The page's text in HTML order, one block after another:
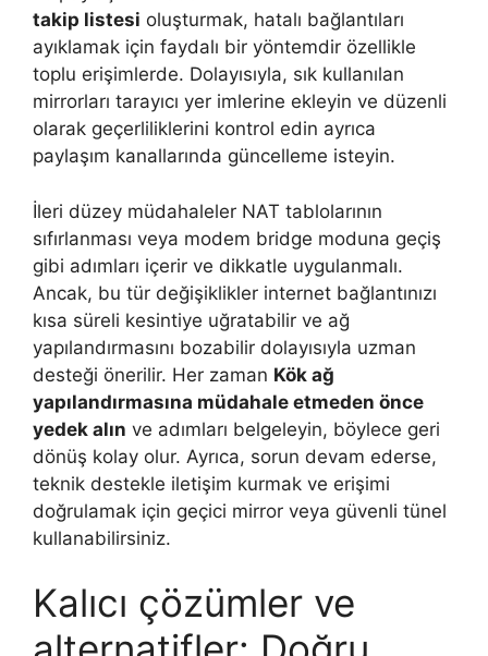
takip listesi oluşturmak, hatalı bağlantıları
ayıklamak için faydalı bir yöntemdir özellikle
toplu erişimlerde. Dolayısıyla, sık kullanılan
mirrorları tarayıcı yer imlerine ekleyin ve düzenli
olarak geçerliliklerini kontrol edin ayrıca
paylaşım kanallarında güncelleme isteyin.
İleri düzey müdahaleler NAT tablolarının
sıfırlanması veya modem bridge moduna geçiş
gibi adımları içerir ve dikkatle uygulanmalı.
Ancak, bu tür değişiklikler internet bağlantınızı
kısa süreli kesintiye uğratabilir ve ağ
yapılandırmasını bozabilir dolayısıyla uzman
desteği önerilir. Her zaman Kök ağ
yapılandırmasına müdahale etmeden önce
yedek alın ve adımları belgeleyin, böylece geri
dönüş kolay olur. Ayrıca, sorun devam ederse,
teknik destekle iletişim kurmak ve erişimi
doğrulamak için geçici mirror veya güvenli tünel
kullanabilirsiniz.
Kalıcı çözümler ve